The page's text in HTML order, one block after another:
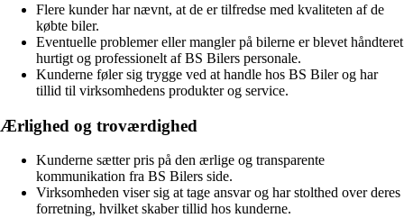
Flere kunder har nævnt, at de er tilfredse med kvaliteten af de
købte biler.
Eventuelle problemer eller mangler på bilerne er blevet håndteret
hurtigt og professionelt af BS Bilers personale.
Kunderne føler sig trygge ved at handle hos BS Biler og har
tillid til virksomhedens produkter og service.
Ærlighed og troværdighed
Kunderne sætter pris på den ærlige og transparente
kommunikation fra BS Bilers side.
Virksomheden viser sig at tage ansvar og har stolthed over deres
forretning, hvilket skaber tillid hos kunderne.